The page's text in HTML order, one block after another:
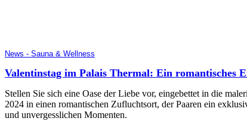
News - Sauna & Wellness
Valentinstag im Palais Thermal: Ein romantisches
Stellen Sie sich eine Oase der Liebe vor, eingebettet in die
2024 in einen romantischen Zufluchtsort, der Paaren ein
und unvergesslichen Momenten.